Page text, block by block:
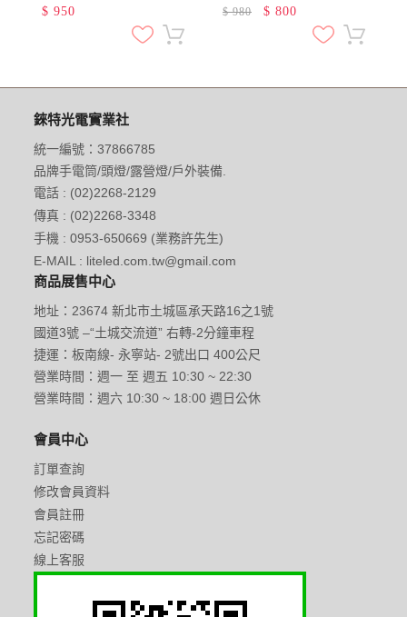
QC3.0快充 18650 21700
鋰電池 AA AAA 鎳氫
$ 950
鋰電池 容量5000mAh 最
$980 $ 800
錸特光電實業社
統一編號：37866785
品牌手電筒/頭燈/露營燈/戶外裝備.
電話 : (02)2268-2129
傳真 : (02)2268-3348
手機 : 0953-650669 (業務許先生)
E-MAIL : liteled.com.tw@gmail.com
商品展售中心
地址：23674 新北市土城區承天路16之1號
國道3號 –“土城交流道” 右轉-2分鐘車程
捷運：板南線- 永寧站- 2號出口 400公尺
營業時間：週一 至 週五 10:30 ~ 22:30
營業時間：週六 10:30 ~ 18:00 週日公休
會員中心
訂單查詢
修改會員資料
會員註冊
忘記密碼
線上客服